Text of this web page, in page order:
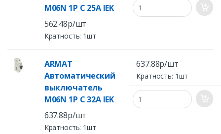
M06N 1P C 25А IEK
562.48р/шт
Кратность: 1шт
ARMAT
Автоматический
выключатель
M06N 1P C 32А IEK
637.88р/шт
Кратность: 1шт
637.88р/шт
Кратность: 1шт